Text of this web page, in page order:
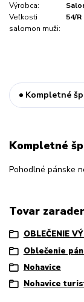
Výrobca:
Veľkosti
salomon muži:
54/R
Kompletné
Kompletné
Pohodlné pánske
Tovar
OBLEČENIE
Oblečenie
Nohavice
Nohavice